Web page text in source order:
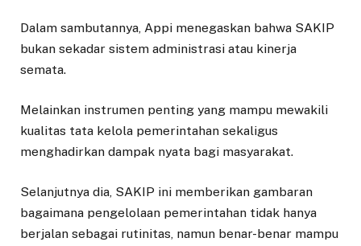
Dalam sambutannya, Appi menegaskan bahwa SAKIP
bukan sekadar sistem administrasi atau kinerja
semata.
Melainkan instrumen penting yang mampu mewakili
kualitas tata kelola pemerintahan sekaligus
menghadirkan dampak nyata bagi masyarakat.
Selanjutnya dia, SAKIP ini memberikan gambaran
bagaimana pengelolaan pemerintahan tidak hanya
berjalan sebagai rutinitas, namun benar-benar mampu